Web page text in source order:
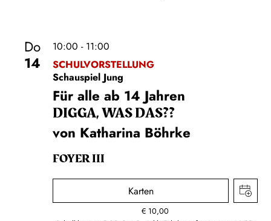
Do
14
10:00 - 11:00
SCHULVORSTELLUNG
Schauspiel Jung
Für alle ab 14 Jahren
DIGGA, WAS DAS??
von Katharina Böhrke
FOYER III
Karten
€ 10,00